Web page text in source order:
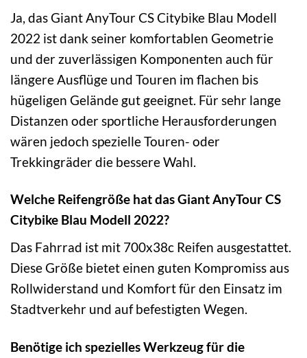
Ja, das Giant AnyTour CS Citybike Blau Modell
2022 ist dank seiner komfortablen Geometrie
und der zuverlässigen Komponenten auch für
längere Ausflüge und Touren im flachen bis
hügeligen Gelände gut geeignet. Für sehr lange
Distanzen oder sportliche Herausforderungen
wären jedoch spezielle Touren- oder
Trekkingräder die bessere Wahl.
Welche Reifengröße hat das Giant AnyTour CS
Citybike Blau Modell 2022?
Das Fahrrad ist mit 700x38c Reifen ausgestattet.
Diese Größe bietet einen guten Kompromiss aus
Rollwiderstand und Komfort für den Einsatz im
Stadtverkehr und auf befestigten Wegen.
Benötige ich spezielles Werkzeug für die